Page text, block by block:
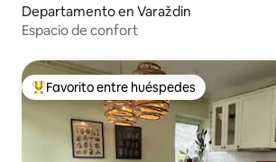
Departamento en Varaždin
Espacio de confort
De los mejores en Favorito entre
Favorito entre huéspedes